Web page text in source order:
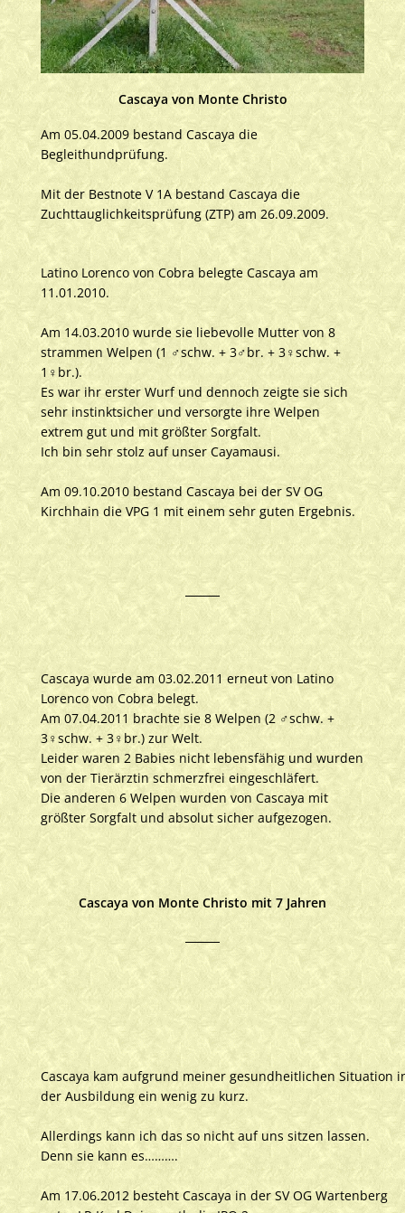
Cascaya von Monte Christo
Am 05.04.2009 bestand Cascaya die
Begleithundprüfung.
Mit der Bestnote V 1A bestand Cascaya die
Zuchttauglichkeitsprüfung (ZTP) am 26.09.2009.
Latino Lorenco von Cobra belegte Cascaya am
11.01.2010.
Am 14.03.2010 wurde sie liebevolle Mutter von 8
strammen Welpen (1 ♂schw. + 3♂br. + 3♀schw. +
1♀br.).
Es war ihr erster Wurf und dennoch zeigte sie sich
sehr instinktsicher und versorgte ihre Welpen
extrem gut und mit größter Sorgfalt.
Ich bin sehr stolz auf unser Cayamausi.
Am 09.10.2010 bestand Cascaya bei der SV OG
Kirchhain die VPG 1 mit einem sehr guten Ergebnis.
Cascaya wurde am 03.02.2011 erneut von Latino
Lorenco von Cobra belegt.
Am 07.04.2011 brachte sie 8 Welpen (2 ♂schw. +
3♀schw. + 3♀br.) zur Welt.
Leider waren 2 Babies nicht lebensfähig und wurden
von der Tierärztin schmerzfrei eingeschläfert.
Die anderen 6 Welpen wurden von Cascaya mit
größter Sorgfalt und absolut sicher aufgezogen.
Cascaya von Monte Christo mit 7 Jahren
Cascaya kam aufgrund meiner gesundheitlichen Situation
der Ausbildung ein wenig zu kurz.
Allerdings kann ich das so nicht auf uns sitzen lassen.
Denn sie kann es……….
Am 17.06.2012 besteht Cascaya in der SV OG Wartenberg